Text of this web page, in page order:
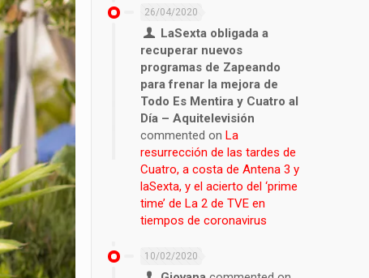
26/04/2020
LaSexta obligada a
recuperar nuevos
programas de Zapeando
para frenar la mejora de
Todo Es Mentira y Cuatro al
Día – Aquitelevisión
commented onLa
resurrección de las tardes de
Cuatro, a costa de Antena 3 y
laSexta, y el acierto del ‘prime
time’ de La 2 de TVE en
tiempos de coronavirus
10/02/2020